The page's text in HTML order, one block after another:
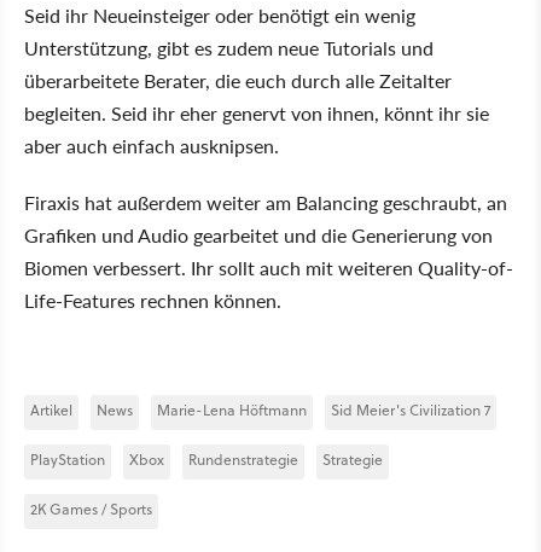
Seid ihr Neueinsteiger oder benötigt ein wenig
Unterstützung, gibt es zudem neue Tutorials und
überarbeitete Berater, die euch durch alle Zeitalter
begleiten. Seid ihr eher genervt von ihnen, könnt ihr sie
aber auch einfach ausknipsen.
Firaxis hat außerdem weiter am Balancing geschraubt, an
Grafiken und Audio gearbeitet und die Generierung von
Biomen verbessert. Ihr sollt auch mit weiteren Quality-of-
Life-Features rechnen können.
Artikel News Marie-Lena Höftmann Sid Meier's Civilization 7
PlayStation Xbox Rundenstrategie Strategie
2K Games / Sports